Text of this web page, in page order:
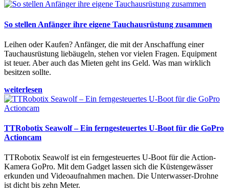
So stellen Anfänger ihre eigene Tauchausrüstung zusammen
Leihen oder Kaufen? Anfänger, die mit der Anschaffung einer
Tauchausrüstung liebäugeln, stehen vor vielen Fragen. Equipment
ist teuer. Aber auch das Mieten geht ins Geld. Was man wirklich
besitzen sollte.
weiterlesen
TTRobotix Seawolf – Ein ferngesteuertes U-Boot für die GoPro
Actioncam
TTRobotix Seawolf ist ein ferngesteuertes U-Boot für die Action-
Kamera GoPro. Mit dem Gadget lassen sich die Küstengewässer
erkunden und Videoaufnahmen machen. Die Unterwasser-Drohne
ist dicht bis zehn Meter.